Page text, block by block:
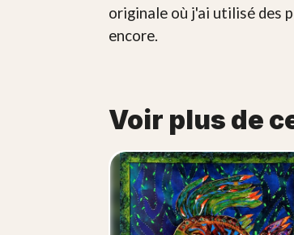
originale où j'ai utilisé des
encore.
Voir plus de